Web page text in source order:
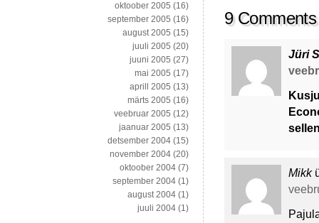
9 Comments
Jüri
Mikk
oktoober 2005 (16)
september 2005 (16)
august 2005 (15)
juuli 2005 (20)
juuni 2005 (27)
mai 2005 (17)
aprill 2005 (13)
märts 2005 (16)
veebruar 2005 (12)
jaanuar 2005 (13)
detsember 2004 (15)
november 2004 (20)
oktoober 2004 (7)
september 2004 (1)
august 2004 (1)
juuli 2004 (1)